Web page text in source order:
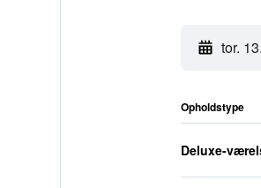
tor.
Opholdstype
Deluxe-